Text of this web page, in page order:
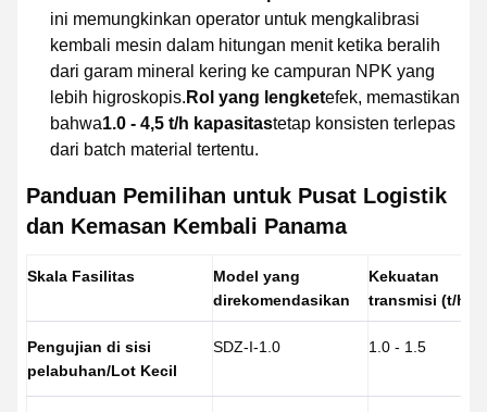
ini memungkinkan operator untuk mengkalibrasi
kembali mesin dalam hitungan menit ketika beralih
dari garam mineral kering ke campuran NPK yang
lebih higroskopis. Rol yang lengketefek, memastikan
bahwa1.0 - 4,5 t/h kapasitastetap konsisten terlepas
dari batch material tertentu.
Panduan Pemilihan untuk Pusat Logistik
dan Kemasan Kembali Panama
Skala Fasilitas
Model yang
direkomendasikan
Kekuatan
transmisi (t/h)
Pengujian di sisi
pelabuhan/Lot Kecil
SDZ-I-1.0 1.0 - 1.5